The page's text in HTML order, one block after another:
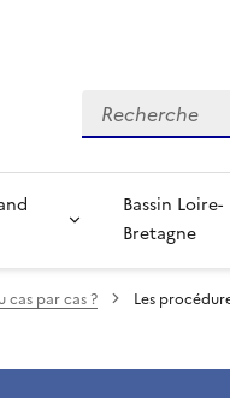
Recherche
Bassin Loire-
Bretagne
cas par cas ? Les